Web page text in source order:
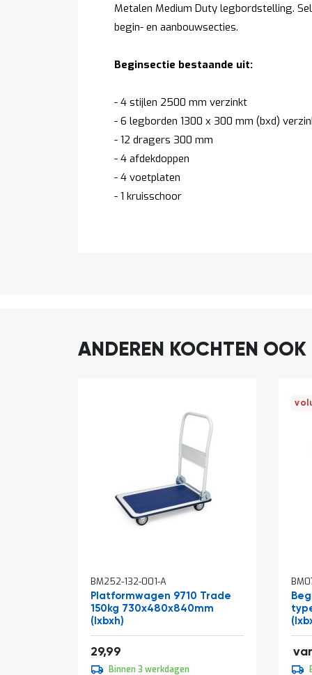
Metalen Medium Duty legbordstelling.
begin- en aanbouwsecties.
Beginsectie bestaande uit:
- 4 stijlen 2500 mm verzinkt
- 6 legborden 1300 x 300 mm (bxd)
- 12 dragers 300 mm
- 4 afdekdoppen
- 4 voetplaten
- 1 kruisschoor
ANDEREN KOCHTEN OOK
BM252-132-001-A
Platformwagen 9710 Trade
150kg 730x480x840mm
(lxbxh)
29,99
winkelwagen
Binnen 3 werkdagen